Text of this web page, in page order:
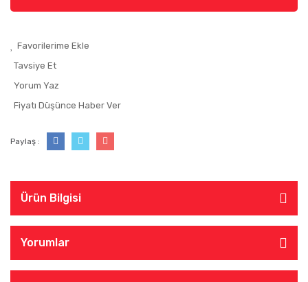
Tavsiye Et
Yorum Yaz
Fiyatı Düşünce Haber Ver
Paylaş :
Ürün Bilgisi
Yorumlar